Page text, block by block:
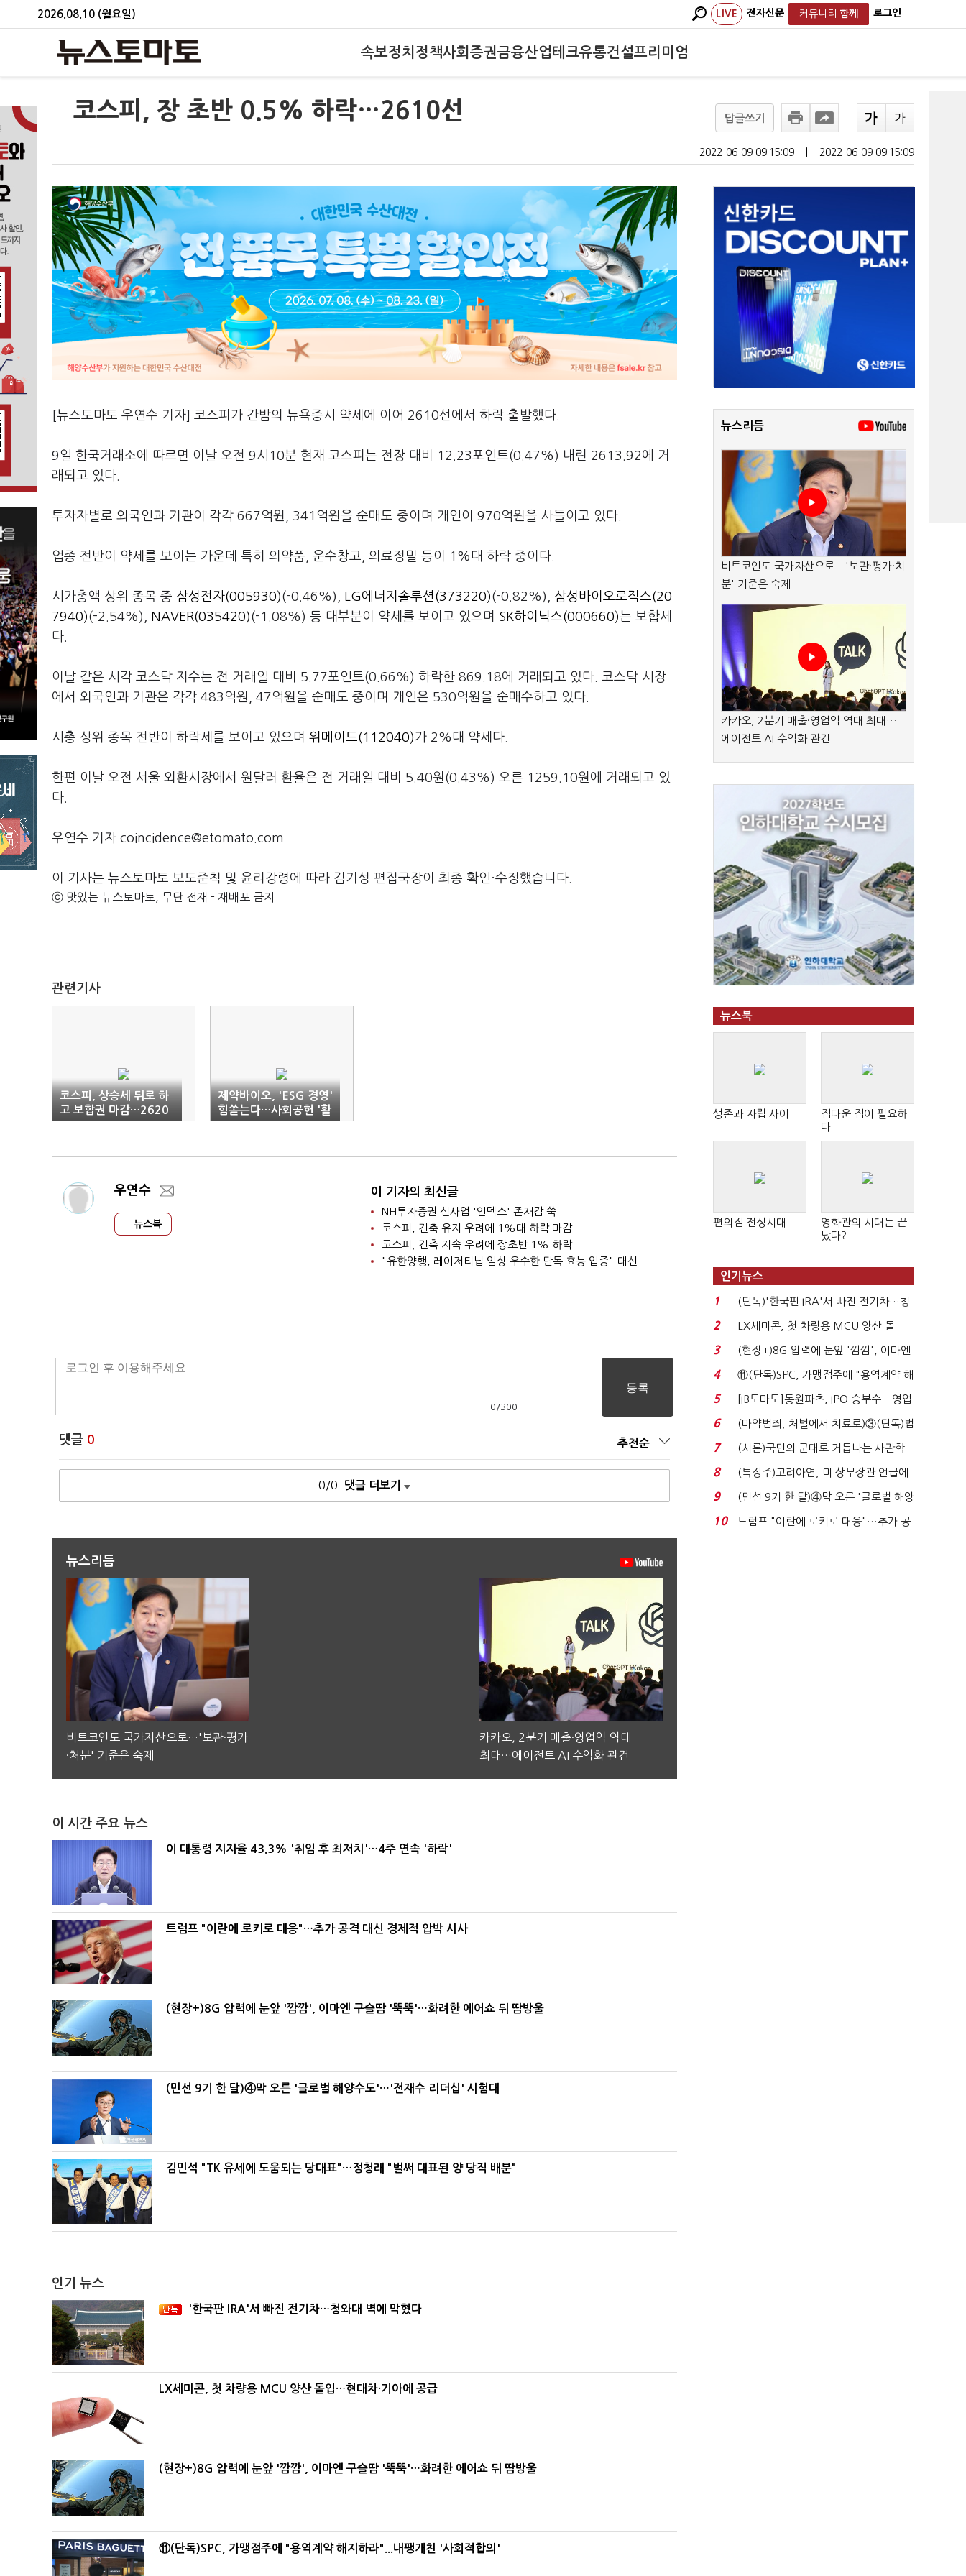
2026.08.10 (월요일) LIVE 전자신문 커뮤니티 함께 로그인
속보정치 정책사회 증권금융산업테크유통건설프리미엄
코스피, 장 초반 0.5% 하락…2610선 답글쓰기
2022-06-09 09:15:09 2022-06-09 09:15:09
[뉴스토마토 우연수 기자] 코스피가 간밤의 뉴욕증시 약세에 이어 2610선에서 하락 출발했다.
9일 한국거래소에 따르면 이날 오전 9시10분 현재 코스피는 전장 대비 12.23포인트(0.47%) 내린 2613.92에 거
래되고 있다.
투자자별로 외국인과 기관이 각각 667억원, 341억원을 순매도 중이며 개인이 970억원을 사들이고 있다.
업종 전반이 약세를 보이는 가운데 특히 의약품, 운수창고, 의료정밀 등이 1%대 하락 중이다.
시가총액 상위 종목 중 삼성전자(005930)(-0.46%), LG에너지솔루션(373220)(-0.82%), 삼성바이오로직스(20
7940)(-2.54%), NAVER(035420)(-1.08%) 등 대부분이 약세를 보이고 있으며 SK하이닉스(000660)는 보합세
다.
이날 같은 시각 코스닥 지수는 전 거래일 대비 5.77포인트(0.66%) 하락한 869.18에 거래되고 있다. 코스닥 시장
에서 외국인과 기관은 각각 483억원, 47억원을 순매도 중이며 개인은 530억원을 순매수하고 있다.
시총 상위 종목 전반이 하락세를 보이고 있으며 위메이드(112040)가 2%대 약세다.
한편 이날 오전 서울 외환시장에서 원달러 환율은 전 거래일 대비 5.40원(0.43%) 오른 1259.10원에 거래되고 있
다.
우연수 기자 coincidence@etomato.com
이 기사는 뉴스토마토 보도준칙 및 윤리강령에 따라 김기성 편집국장이 최종 확인·수정했습니다.
ⓒ 맛있는 뉴스토마토, 무단 전재 - 재배포 금지
관련기사
코스피, 상승세 뒤로 하
고 보합권 마감…2620
선
제약바이오, 'ESG 경영'
힘쏟는다…사회공헌 '활
발'
우연수
뉴스북
이 기자의 최신글
NH투자증권 신사업 '인덱스' 존재감 쑥
코스피, 긴축 유지 우려에 1%대 하락 마감
코스피, 긴축 지속 우려에 장초반 1% 하락
"유한양행, 레이저티닙 임상 우수한 단독 효능 입증"-대신
0 /300
댓글 0 추천순
0/0 댓글 더보기
뉴스리듬
비트코인도 국가자산으로…'보관·평가
·처분' 기준은 숙제
카카오, 2분기 매출·영업익 역대
최대…에이전트 AI 수익화 관건
이 시간 주요 뉴스
이 대통령 지지율 43.3% '취임 후 최저치'…4주 연속 '하락'
트럼프 "이란에 로키로 대응"…추가 공격 대신 경제적 압박 시사
(현장+)8G 압력에 눈앞 '깜깜', 이마엔 구슬땀 '뚝뚝'…화려한 에어쇼 뒤 땀방울
(민선 9기 한 달)④막 오른 '글로벌 해양수도'…'전재수 리더십' 시험대
김민석 "TK 유세에 도움되는 당대표"…정청래 "벌써 대표된 양 당직 배분"
인기 뉴스
'한국판 IRA'서 빠진 전기차…청와대 벽에 막혔다
LX세미콘, 첫 차량용 MCU 양산 돌입…현대차·기아에 공급
(현장+)8G 압력에 눈앞 '깜깜', 이마엔 구슬땀 '뚝뚝'…화려한 에어쇼 뒤 땀방울
⑪(단독)SPC, 가맹점주에 "용역계약 해지하라"...내팽개친 '사회적합의'
뉴스리듬
비트코인도 국가자산으로…'보관·평가·처
분' 기준은 숙제
카카오, 2분기 매출·영업익 역대 최대…
에이전트 AI 수익화 관건
뉴스북
생존과 자립 사이
집다운 집이 필요하
다
편의점 전성시대
영화관의 시대는 끝
났다?
인기뉴스
1
(단독)'한국판 IRA'서 빠진 전기차…청
와대 벽에 막혔다...
2
LX세미콘, 첫 차량용 MCU 양산 돌
입…현대차·기아에 ...
3
(현장+)8G 압력에 눈앞 '깜깜', 이마엔
구슬땀 '뚝뚝'…화려...
4
⑪(단독)SPC, 가맹점주에 "용역계약 해
지하라"...내팽개친 '...
5
[IB토마토]동원파츠, IPO 승부수…영업
익 7배 성장의 ...
6
(마약범죄, 처벌에서 치료로)③(단독)법
무부, 마약재활과 4...
7
(시론)국민의 군대로 거듭나는 사관학
교 개혁
8
(특징주)고려아연, 미 상무장관 언급에
12% '급등'...
9
(민선 9기 한 달)④막 오른 '글로벌 해양
수도'…'전재수 리...
10
트럼프 "이란에 로키로 대응"…추가 공